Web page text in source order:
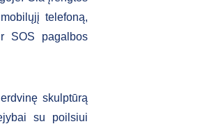
telefoną,
SOS pagalbos
skulptūrą
su poilsiui